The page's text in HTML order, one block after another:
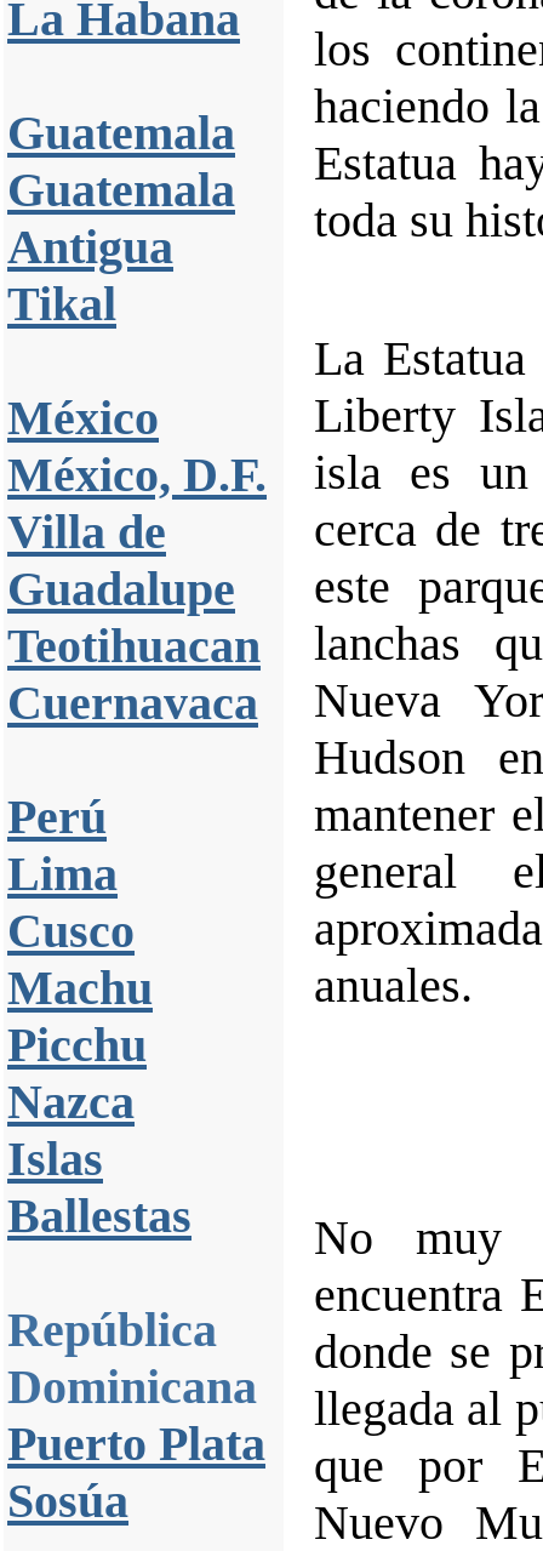
La Habana
Guatemala
Guatemala
Antigua
Tikal
México
México, D.F.
Villa de
Guadalupe
Teotihuacan
Cuernavaca
Perú
Lima
Cusco
Machu
Picchu
Nazca
Islas
Ballestas
República
Dominicana
Puerto Plata
Sosúa
los
haciendo
Estatua
toda su
La
Liberty
isla es un
cerca de
este
lanchas
Nueva
Hudson
mantener
general
anuales.
No muy
encuentra
donde se
llegada al
que por
Nuevo